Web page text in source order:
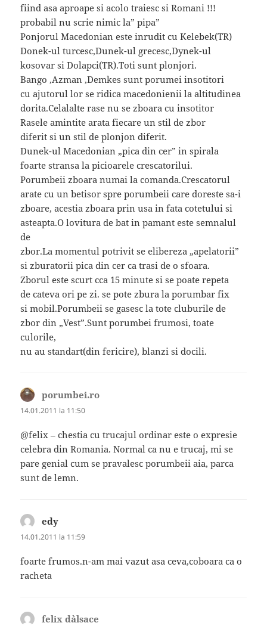
fiind asa aproape si acolo traiesc si Romani !!!
probabil nu scrie nimic la” pipa”
Ponjorul Macedonian este inrudit cu Kelebek(TR)
Donek-ul turcesc,Dunek-ul grecesc,Dynek-ul
kosovar si Dolapci(TR).Toti sunt plonjori.
Bango ,Azman ,Demkes sunt porumei insotitori
cu ajutorul lor se ridica macedonienii la altitudinea
dorita.Celalalte rase nu se zboara cu insotitor
Rasele amintite arata fiecare un stil de zbor
diferit si un stil de plonjon diferit.
Dunek-ul Macedonian „pica din cer” in spirala
foarte stransa la picioarele crescatorilui.
Porumbeii zboara numai la comanda.Crescatorul
arate cu un betisor spre porumbeii care doreste sa-i
zboare, acestia zboara prin usa in fata cotetului si
asteapta.O lovitura de bat in pamant este semnalul
de
zbor.La momentul potrivit se elibereza „apelatorii”
si zburatorii pica din cer ca trasi de o sfoara.
Zborul este scurt cca 15 minute si se poate repeta
de cateva ori pe zi. se pote zbura la porumbar fix
si mobil.Porumbeii se gasesc la tote cluburile de
zbor din „Vest”.Sunt porumbei frumosi, toate
culorile,
nu au standart(din fericire), blanzi si docili.
porumbei.ro
14.01.2011 la 11:50
@felix – chestia cu trucajul ordinar este o expresie
celebra din Romania. Normal ca nu e trucaj, mi se
pare genial cum se pravalesc porumbeii aia, parca
sunt de lemn.
edy
14.01.2011 la 11:59
foarte frumos.n-am mai vazut asa ceva,coboara ca o
racheta
felix d`alsace